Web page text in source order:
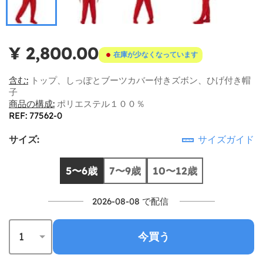
¥ 2,800.00 在庫が少なくなっています
含む: トップ、しっぽとブーツカバー付きズボン、ひげ付き帽
子
商品の構成: ポリエステル１００％
REF: 77562-0
サイズ: サイズガイド
5〜6歳 7〜9歳 10〜12歳
2026-08-08 で配信
今買う